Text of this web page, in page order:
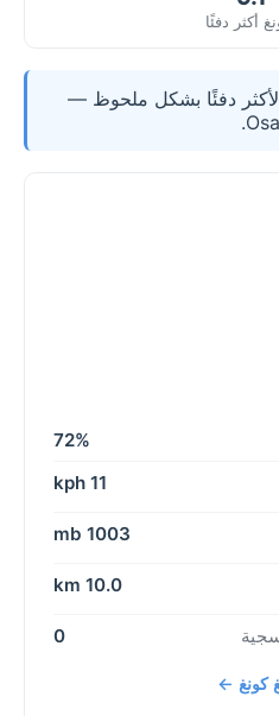
أكثر دفئًا
الأكثر دفئًا بشكل ملحوظ —
72%
11 kph
1003 mb
10.0 km
0
كونغ ←